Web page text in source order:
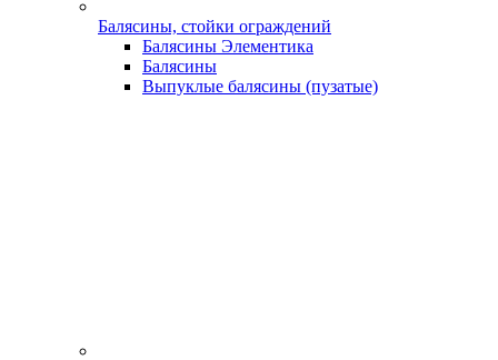
Балясины, стойки ограждений
Балясины Элементика
Балясины
Выпуклые балясины (пузатые)